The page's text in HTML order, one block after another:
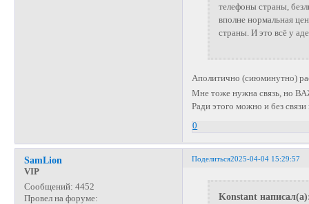
телефоны страны,
вполне нормальная
страны. И это всё у
Аполитично (сиюминутно)
Мне тоже нужна связь, но
Ради этого можно и без связи
0
Поделиться2025-04-04 15:29:57
SamLion
VIP
Сообщений: 4452
Провел на форуме:
Konstant